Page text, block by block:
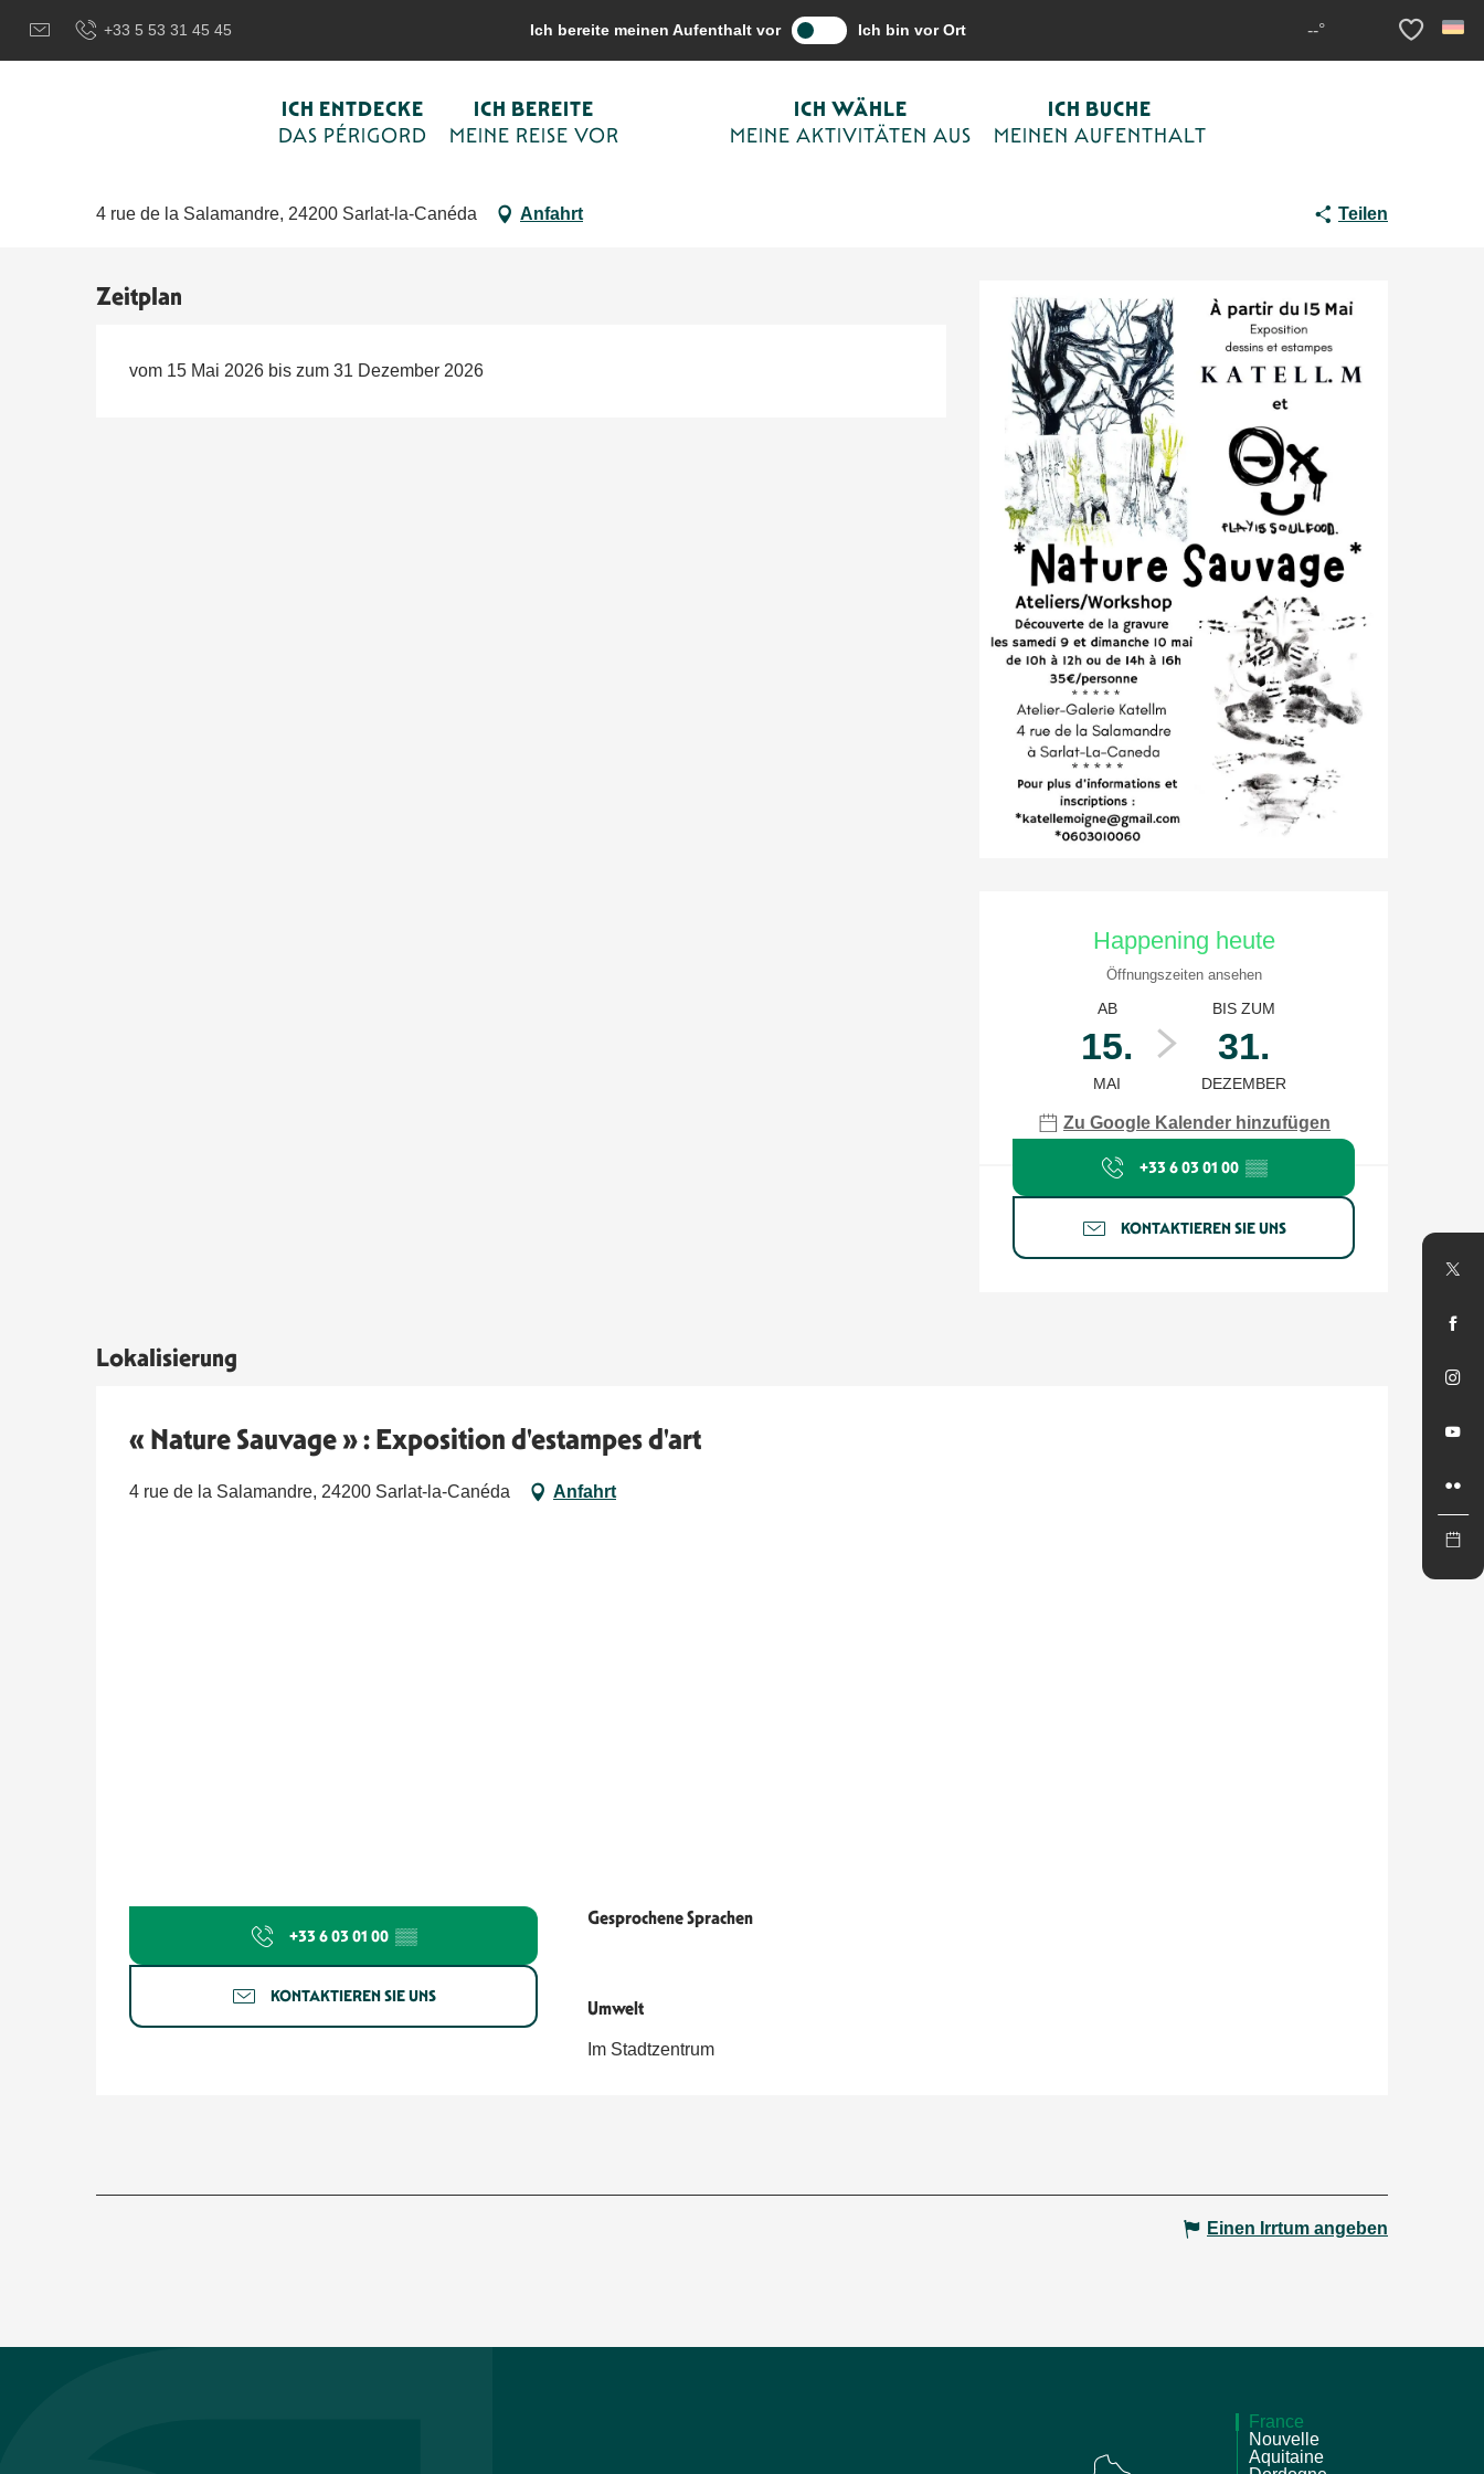
contenu
+33 5 53 31 45 45 Ich bereite meinen Aufenthalt vor Ich bin vor Ort
--°
Voir les
ICH ENTDECKE
DAS PÉRIGORD
ICH BEREITE
MEINE REISE VOR
ICH WÄHLE
MEINE AKTIVITÄTEN AUS
ICH BUCHE
MEINEN AUFENTHALT
Wilkommen in Sarlat und im Perigord Ich wähle meine Aktivitäten aus Terminkalender von Sarlat « Nature Sauvage » : Exposition d'estampes d'art
« Nature Sauvage » : Exposition d'estampes d'art
4 rue de la Salamandre, 24200 Sarlat-la-Canéda Anfahrt Teilen
Öffnungszeiten &
Happening heute
Öffnungszeiten ansehen
AB
15.
MAI
BIS ZUM
31.
DEZEMBER
Zu Google Kalender hinzufügen
+33 6 03 01 00 ▒▒
KONTAKTIEREN SIE UNS
Zeitplan
vom 15 Mai 2026 bis zum 31 Dezember 2026
Lokalisierung
« Nature Sauvage » : Exposition d'estampes d'art
4 rue de la Salamandre, 24200 Sarlat-la-Canéda Anfahrt
+33 6 03 01 00 ▒▒
KONTAKTIEREN SIE UNS
Gesprochene Sprachen
Gesprochene Sprachen
Umwelt
Umwelt
Im Stadtzentrum
Einen Irrtum angeben
France
Nouvelle
Aquitaine